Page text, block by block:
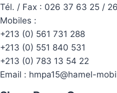
Tél. / Fax : 026 37 63 25 / 26
Mobiles :
+213 (0) 561 731 288
+213 (0) 551 840 531
+213 (0) 783 13 54 22
Email : hmpa15@hamel-